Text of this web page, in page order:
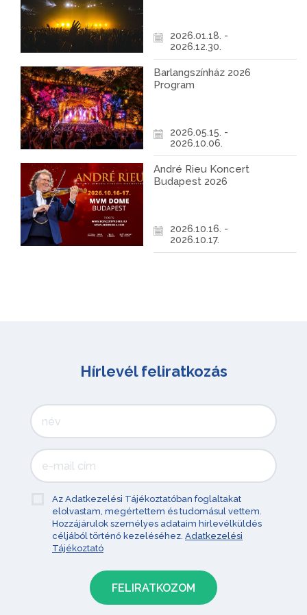
2026.01.18. -
2026.12.30.
Barlangszínház 2026
Program
2026.05.15. -
2026.10.06.
André Rieu Koncert
Budapest 2026
2026.10.16. -
2026.10.17.
Hírlevél feliratkozás
Az Adatkezelési Tájékoztatóban foglaltakat
elolvastam, megértettem és tudomásul vettem.
Hozzájárulok személyes adataim hírlevélküldés
céljából történő kezeléséhez. Adatkezelési
Tájékoztató